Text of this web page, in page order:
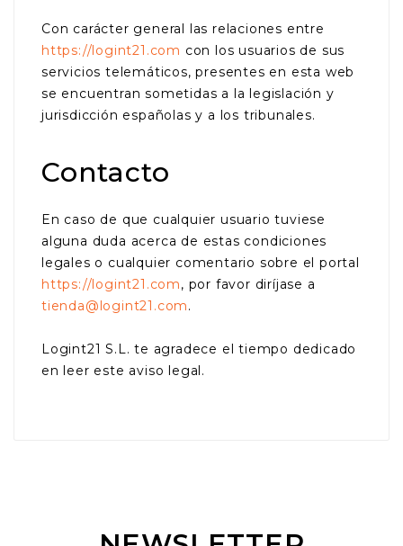
Con carácter general las relaciones entre
https://logint21.com con los usuarios de sus
servicios telemáticos, presentes en esta web
se encuentran sometidas a la legislación y
jurisdicción españolas y a los tribunales.
Contacto
En caso de que cualquier usuario tuviese
alguna duda acerca de estas condiciones
legales o cualquier comentario sobre el portal
https://logint21.com, por favor diríjase a
tienda@logint21.com.
Logint21 S.L. te agradece el tiempo dedicado
en leer este aviso legal.